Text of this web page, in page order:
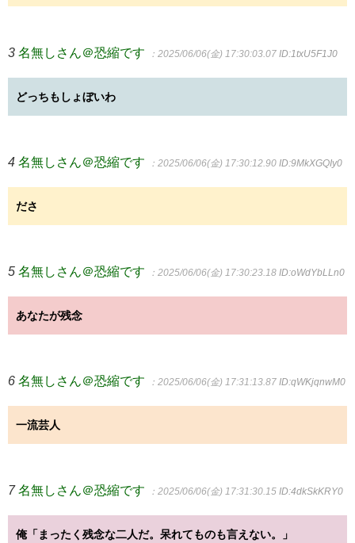
3 名無しさん＠恐縮です ：2025/06/06(金) 17:30:03.07 ID:1txU5F1J0
どっちもしょぼいわ
4 名無しさん＠恐縮です ：2025/06/06(金) 17:30:12.90 ID:9MkXGQIy0
ださ
5 名無しさん＠恐縮です ：2025/06/06(金) 17:30:23.18 ID:oWdYbLLn0
あなたが残念
6 名無しさん＠恐縮です ：2025/06/06(金) 17:31:13.87 ID:qWKjqnwM0
一流芸人
7 名無しさん＠恐縮です ：2025/06/06(金) 17:31:30.15 ID:4dkSkKRY0
俺「まったく残念な二人だ。呆れてものも言えない。」